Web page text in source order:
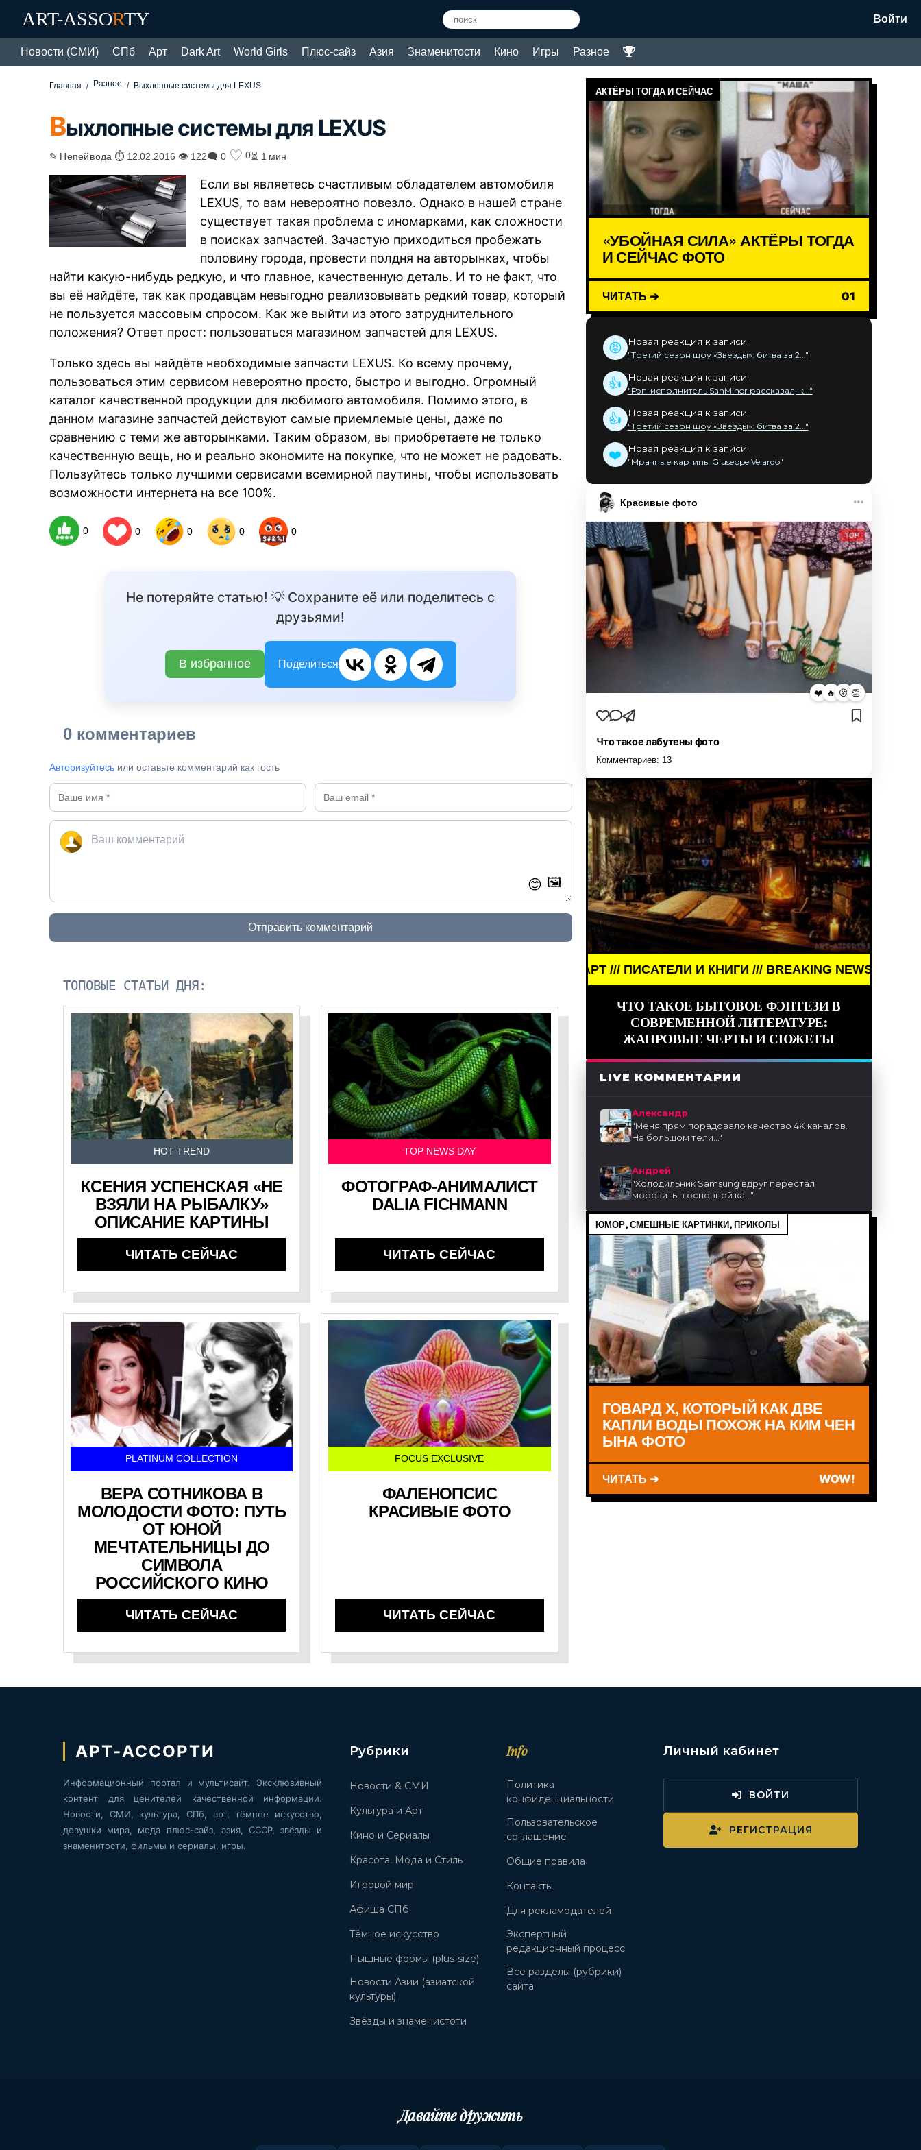
ART-ASSORTY Войти
Новости (СМИ) СПб Арт Dark Art World Girls Плюс-сайз Азия Знаменитости Кино Игры Разное
Главная Разное Выхлопные системы для LEXUS
Выхлопные системы для LEXUS
✎ Непейвода ⏱ 12.02.2016 👁 122🗨 0 ♡ 0⏳ 1 мин
Если вы являетесь счастливым обладателем автомобиля
LEXUS, то вам невероятно повезло. Однако в нашей стране
существует такая проблема с иномарками, как сложности
в поисках запчастей. Зачастую приходиться пробежать
половину города, провести полдня на авторынках, чтобы
найти какую-нибудь редкую, и что главное, качественную деталь. И то не факт, что
вы её найдёте, так как продавцам невыгодно реализовывать редкий товар, который
не пользуется массовым спросом. Как же выйти из этого затруднительного
положения? Ответ прост: пользоваться магазином запчастей для LEXUS.
Только здесь вы найдёте необходимые запчасти LEXUS. Ко всему прочему,
пользоваться этим сервисом невероятно просто, быстро и выгодно. Огромный
каталог качественной продукции для любимого автомобиля. Помимо этого, в
данном магазине запчастей действуют самые приемлемые цены, даже по
сравнению с теми же авторынками. Таким образом, вы приобретаете не только
качественную вещь, но и реально экономите на покупке, что не может не радовать.
Пользуйтесь только лучшими сервисами всемирной паутины, чтобы использовать
возможности интернета на все 100%.
0 0 0 0 0
Не потеряйте статью! 💡 Сохраните её или поделитесь с
друзьями!
В избранное Поделиться
0 комментариев
Авторизуйтесь или оставьте комментарий как гость
😊 🖼️
Отправить комментарий
ТОПОВЫЕ СТАТЬИ ДНЯ:
HOT TREND
КСЕНИЯ УСПЕНСКАЯ «НЕ
ВЗЯЛИ НА РЫБАЛКУ»
ОПИСАНИЕ КАРТИНЫ
ЧИТАТЬ СЕЙЧАС
TOP NEWS DAY
ФОТОГРАФ-АНИМАЛИСТ
DALIA FICHMANN
ЧИТАТЬ СЕЙЧАС
PLATINUM COLLECTION
ВЕРА СОТНИКОВА В
МОЛОДОСТИ ФОТО: ПУТЬ
ОТ ЮНОЙ
МЕЧТАТЕЛЬНИЦЫ ДО
СИМВОЛА
РОССИЙСКОГО КИНО
ЧИТАТЬ СЕЙЧАС
FOCUS EXCLUSIVE
ФАЛЕНОПСИС
КРАСИВЫЕ ФОТО
ЧИТАТЬ СЕЙЧАС
АКТЁРЫ ТОГДА И СЕЙЧАС
«УБОЙНАЯ СИЛА» АКТЁРЫ ТОГДА
И СЕЙЧАС ФОТО
ЧИТАТЬ ➔ 01
😡 Новая реакция к записи
"Третий сезон шоу «Звезды»: битва за 2..."
👍 Новая реакция к записи
"Рэп-исполнитель SanMinor рассказал, к..."
👍 Новая реакция к записи
"Третий сезон шоу «Звезды»: битва за 2..."
❤️ Новая реакция к записи
"Мрачные картины Giuseppe Velardo"
Красивые фото
TOP
❤️ 🔥 😮 👏
Что такое лабутены фото
Комментариев: 13
BREAKING NEWS /// АРТ /// ПИСАТЕЛИ И КНИГИ /// BREAKING NEWS /// АРТ ///
ЧТО ТАКОЕ БЫТОВОЕ ФЭНТЕЗИ В
СОВРЕМЕННОЙ ЛИТЕРАТУРЕ:
ЖАНРОВЫЕ ЧЕРТЫ И СЮЖЕТЫ
LIVE КОММЕНТАРИИ
Александр
"Меня прям порадовало качество 4K каналов.
На большом тели..."
Андрей
"Холодильник Samsung вдруг перестал
морозить в основной ка..."
ЮМОР, СМЕШНЫЕ КАРТИНКИ, ПРИКОЛЫ
ГОВАРД Х, КОТОРЫЙ КАК ДВЕ
КАПЛИ ВОДЫ ПОХОЖ НА КИМ ЧЕН
ЫНА ФОТО
ЧИТАТЬ ➔ WOW!
АРТ-АССОРТИ
Информационный портал и мультисайт. Эксклюзивный
контент для ценителей качественной информации.
Новости, СМИ, культура, СПб, арт, тёмное искусство,
девушки мира, мода плюс-сайз, азия, СССР, звёзды и
знаменитости, фильмы и сериалы, игры.
Рубрики
Новости & СМИ
Культура и Арт
Кино и Сериалы
Красота, Мода и Стиль
Игровой мир
Афиша СПб
Тёмное искусство
Пышные формы (plus-size)
Новости Азии (азиатской
культуры)
Звёзды и знаменистоти
Info
Политика
конфиденциальности
Пользовательское
соглашение
Общие правила
Контакты
Для рекламодателей
Экспертный
редакционный процесс
Все разделы (рубрики)
сайта
Личный кабинет
ВОЙТИ
РЕГИСТРАЦИЯ
Давайте дружить